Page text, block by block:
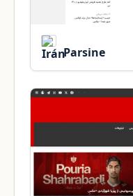
Parsine